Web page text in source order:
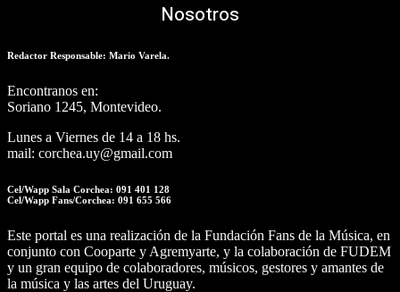
Nosotros
Redactor Responsable: Mario Varela.
Encontranos en:
Soriano 1245, Montevideo.
Lunes a Viernes de 14 a 18 hs.
mail: corchea.uy@gmail.com
Cel/Wapp Sala Corchea: 091 401 128
Cel/Wapp Fans/Corchea: 091 655 566
Este portal es una realización de la Fundación Fans de la Música, en
conjunto con Cooparte y Agremyarte, y la colaboración de FUDEM
y un gran equipo de colaboradores, músicos, gestores y amantes de
la música y las artes del Uruguay.